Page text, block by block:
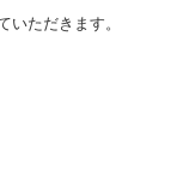
ただきます。